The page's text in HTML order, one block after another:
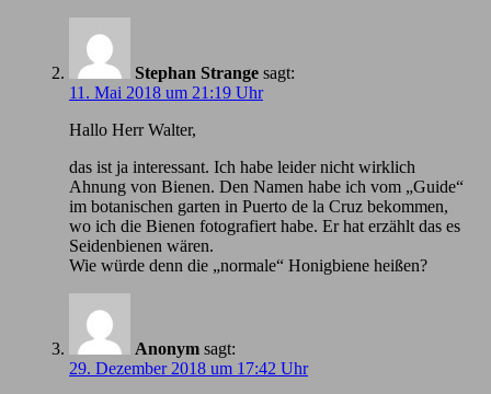
Stephan Strange sagt:
11. Mai 2018 um 21:19 Uhr
Hallo Herr Walter,
das ist ja interessant. Ich habe leider nicht wirklich
Ahnung von Bienen. Den Namen habe ich vom „Guide“
im botanischen garten in Puerto de la Cruz bekommen,
wo ich die Bienen fotografiert habe. Er hat erzählt das es
Seidenbienen wären.
Wie würde denn die „normale“ Honigbiene heißen?
Anonym sagt:
29. Dezember 2018 um 17:42 Uhr